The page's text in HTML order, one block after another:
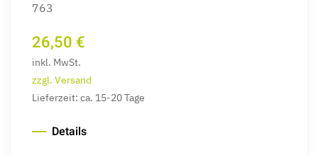
763
26,50 €
inkl. MwSt.
zzgl. Versand
Lieferzeit: ca. 15-20 Tage
Details